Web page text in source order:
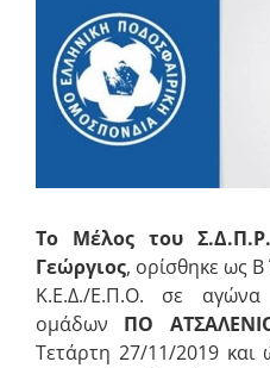
μεγαλύτερης
εικόνας
Το Μέλος του
Γεώργιος, ορίσθηκε ως
Κ.Ε.Δ./Ε.Π.Ο. σε αγώνα
ομάδων ΠΟ
Τετάρτη 27/11/2019 και